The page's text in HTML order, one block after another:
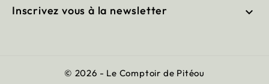
Inscrivez vous à la newsletter 
© 2026 - Le Comptoir de Pitéou